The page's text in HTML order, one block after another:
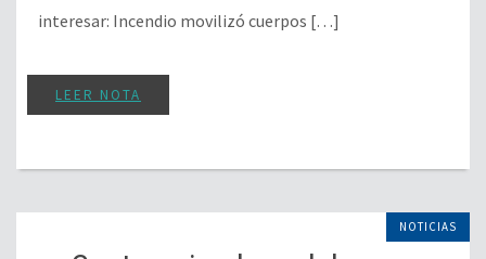
interesar: Incendio movilizó cuerpos […]
LEER NOTA
NOTICIAS